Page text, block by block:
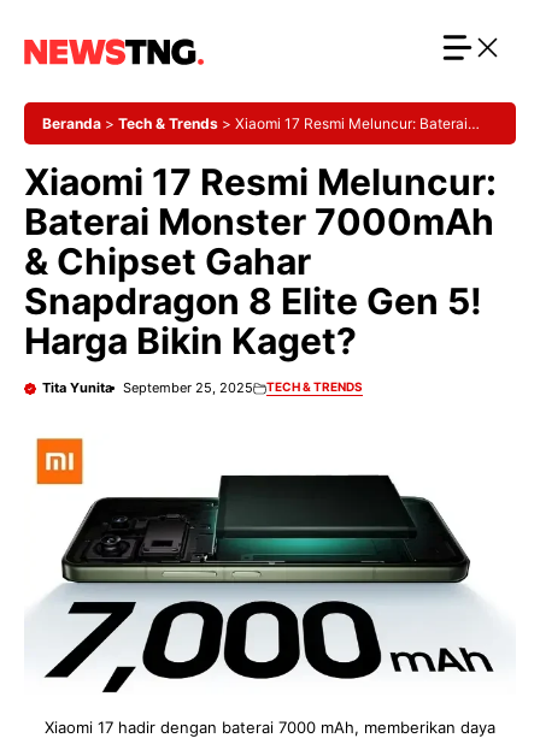
Beranda > Tech & Trends > Xiaomi 17 Resmi Meluncur: Baterai
Harga Bikin Kaget?
Xiaomi 17 Resmi Meluncur:
Baterai Monster 7000mAh
& Chipset Gahar
Snapdragon 8 Elite Gen 5!
Harga Bikin Kaget?
Tita Yunita September 25, 2025 TECH & TRENDS
Xiaomi 17 hadir dengan baterai 7000 mAh, memberikan daya